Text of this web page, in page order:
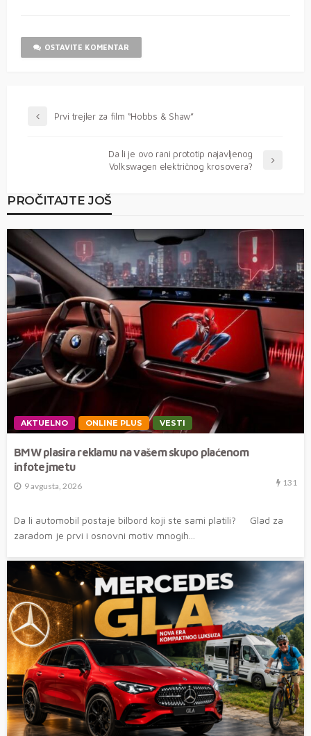
OSTAVITE KOMENTAR
Prvi trejler za film “Hobbs & Shaw”
Da li je ovo rani prototip najavljenog
Volkswagen električnog krosovera?
PROČITAJTE JOŠ
AKTUELNO ONLINE PLUS VESTI
BMW plasira reklamu na vašem skupo plaćenom
infotejmetu
9 avgusta, 2026 131
Da li automobil postaje bilbord koji ste sami platili? Glad za
zaradom je prvi i osnovni motiv mnogih...